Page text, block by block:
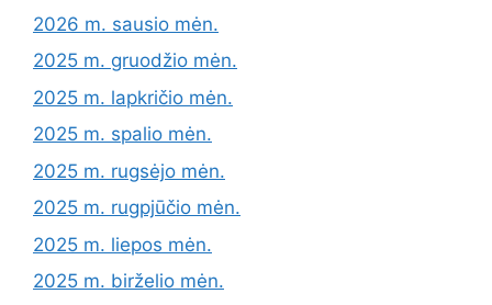
2026 m. sausio mėn.
2025 m. gruodžio mėn.
2025 m. lapkričio mėn.
2025 m. spalio mėn.
2025 m. rugsėjo mėn.
2025 m. rugpjūčio mėn.
2025 m. liepos mėn.
2025 m. birželio mėn.